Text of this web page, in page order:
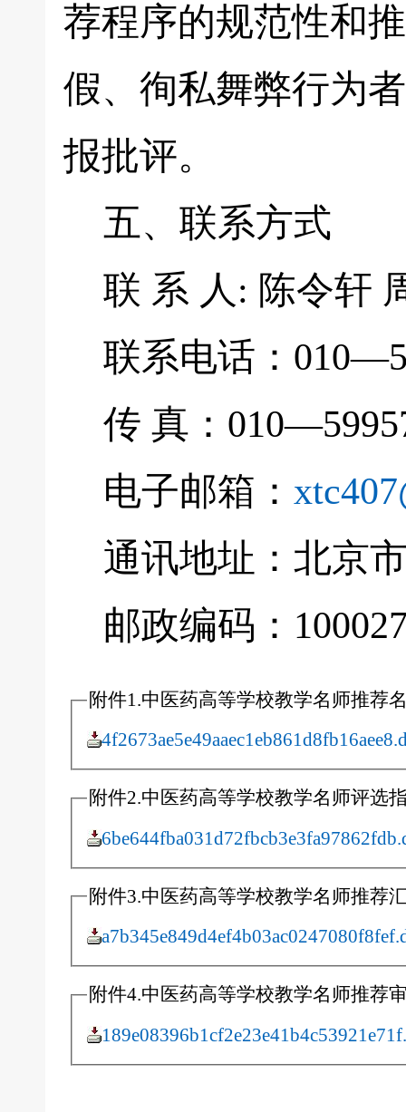
荐程序的规范性和
假、徇私舞弊行为
报批评。
五、联系方式
联 系 人: 陈令轩
联系电话：
传 真：
电子邮箱：
通讯地址：北京
邮政编码：
附件1.中医药高等学校教学名师推荐
附件2.中医药高等学校教学名师评选
附件3.中医药高等学校教学名师推荐
附件4.中医药高等学校教学名师推荐